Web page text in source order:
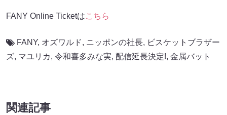
FANY Online Ticketはこちら
FANY, オズワルド, ニッポンの社長, ビスケットブラザー
ズ, マユリカ, 令和喜多みな実, 配信延長決定!, 金属バット
関連記事